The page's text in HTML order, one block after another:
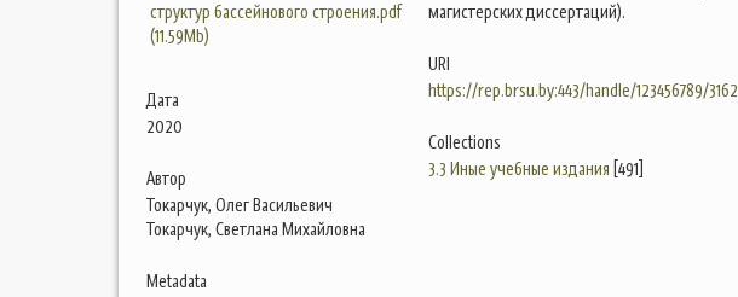
структур бассейнового строения.pdf
(11.59Mb)
Дата
2020
Автор
Токарчук, Олег Васильевич
Токарчук, Светлана Михайловна
Metadata
магистерских диссертаций).
URI
https://rep.brsu.by:443/handle/123456789/3162
Collections
3.3 Иные учебные издания [491]